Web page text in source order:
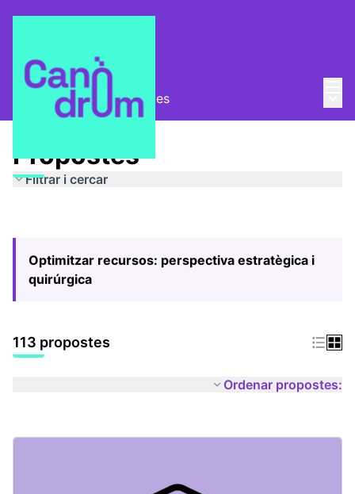
Pla Estratègic Propostes
Propostes
Filtrar i cercar
Optimitzar recursos: perspectiva estratègica i
quirúrgica
113 propostes
Ordenar propostes: